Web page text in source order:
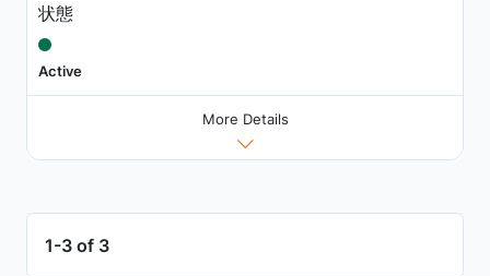
状態
Active
More Details
1-3 of 3